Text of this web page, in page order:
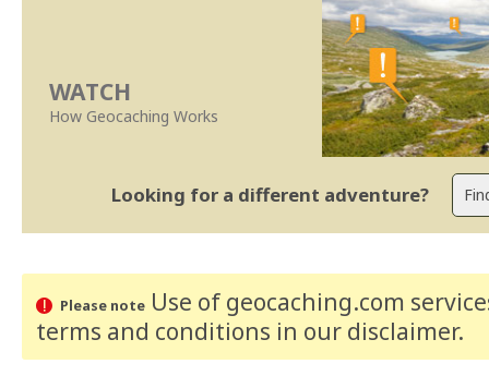
WATCH
How Geocaching Works
Looking for a different adventure?
Please noteUse of geocaching.com
terms and conditions in our disclaimer.